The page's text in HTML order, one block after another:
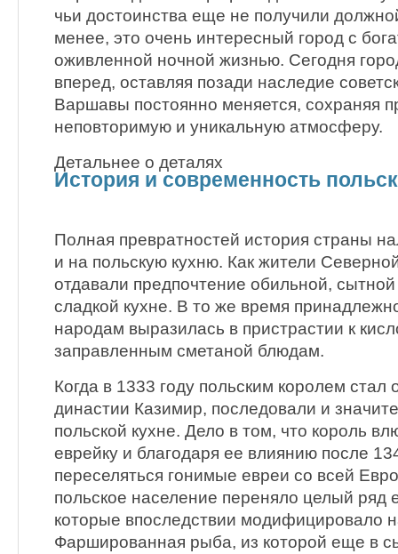
чьи достоинства еще не получили
менее, это очень интересный город с
оживленной ночной жизнью. Сегодня
вперед, оставляя позади наследие
Варшавы постоянно меняется, сохраняя
неповторимую и уникальную атмосферу.
Детальнее о деталях
История и современность
Полная превратностей история страны
и на польскую кухню. Как жители
отдавали предпочтение обильной,
сладкой кухне. В то же время
народам выразилась в пристрастии к
заправленным сметаной блюдам.
Когда в 1333 году польским королем стал
династии Казимир, последовали и
польской кухне. Дело в том, что король
еврейку и благодаря ее влиянию после
переселяться гонимые евреи со всей
польское население переняло целый ряд
которые впоследствии модифицировало
Фаршированная рыба, из которой еще в